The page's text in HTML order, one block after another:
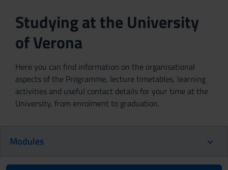
Studying at the University
of Verona
Here you can find information on the organisational
aspects of the Programme, lecture timetables, learning
activities and useful contact details for your time at the
University, from enrolment to graduation.
Modules